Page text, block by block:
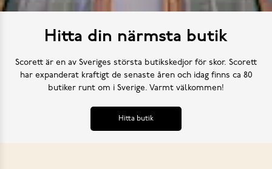
Hitta din närmsta butik
Scorett är en av Sveriges största butikskedjor för skor. Scorett
har expanderat kraftigt de senaste åren och idag finns ca 80
butiker runt om i Sverige. Varmt välkommen!
Hitta butik